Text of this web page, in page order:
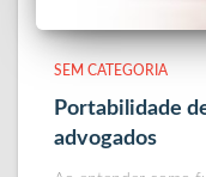
SEM CATEGORIA
Portabilidade
advogados